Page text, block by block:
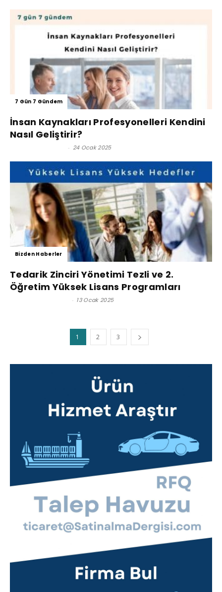
7 Gün 7 Gündem
İnsan Kaynakları Profesyonelleri Kendini
Nasıl Geliştirir?
- 24 Ocak 2025
Bizden Haberler
Tedarik Zinciri Yönetimi Tezli ve 2.
Öğretim Yüksek Lisans Programları
- 13 Ocak 2025
1 2 3